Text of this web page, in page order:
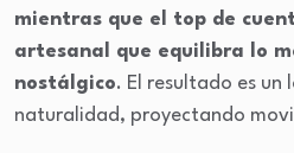
mientras que el top de
artesanal que equilibra lo
nostálgico. El resultado es un
naturalidad, proyectando